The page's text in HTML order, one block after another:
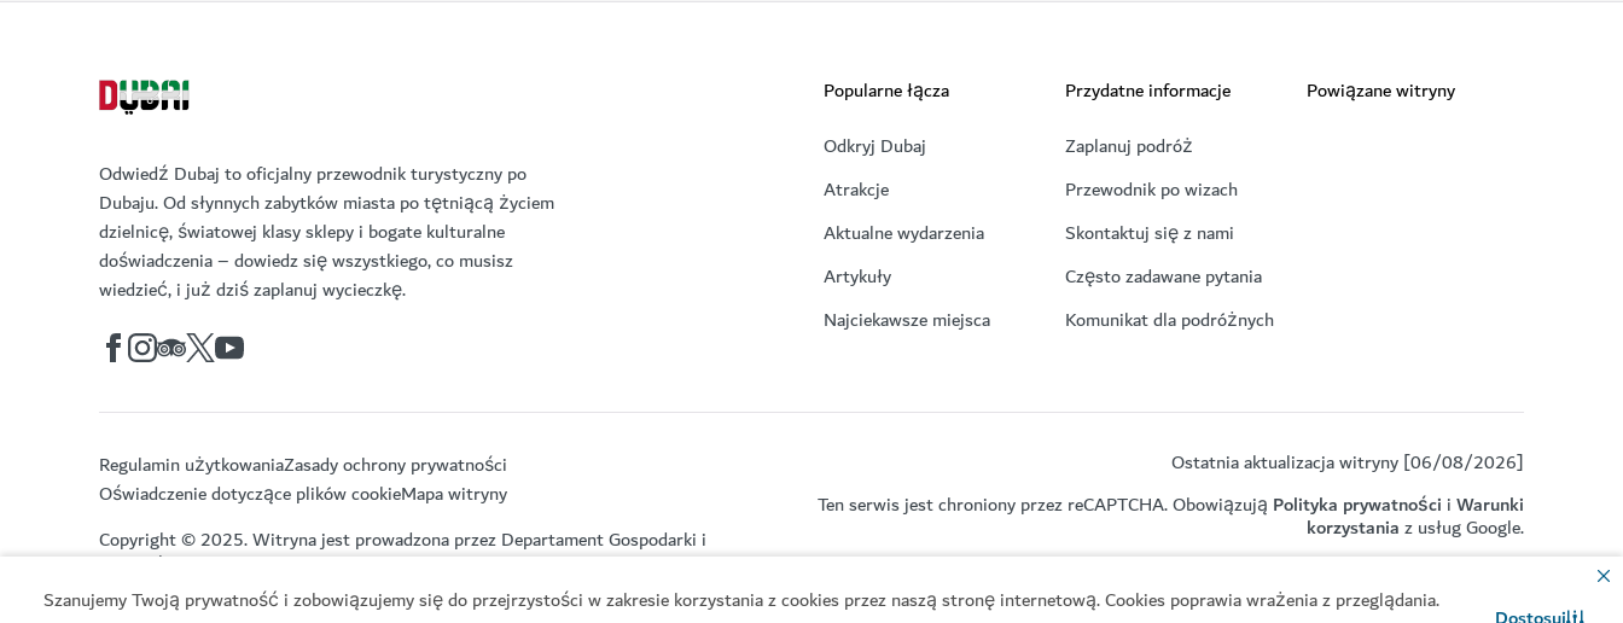
Szanujemy Twoją prywatność i zobowiązujemy się do przejrzystości w zakresie korzystania z cookies przez naszą stronę internetową. Cookies poprawia wrażenia z przeglądania.
Odwiedź Dubaj to oficjalny przewodnik turystyczny po
Dubaju. Od słynnych zabytków miasta po tętniącą życiem
dzielnicę, światowej klasy sklepy i bogate kulturalne
doświadczenia – dowiedz się wszystkiego, co musisz
wiedzieć, i już dziś zaplanuj wycieczkę.
Popularne łącza
Odkryj Dubaj
Atrakcje
Aktualne wydarzenia
Artykuły
Najciekawsze miejsca
Przydatne informacje
Zaplanuj podróż
Przewodnik po wizach
Skontaktuj się z nami
Często zadawane pytania
Komunikat dla podróżnych
Powiązane witryny
Regulamin użytkowaniaZasady ochrony prywatności
Oświadczenie dotyczące plików cookieMapa witryny
Copyright © 2025. Witryna jest prowadzona przez Departament Gospodarki i
Turystyki.
Ostatnia aktualizacja witryny [06/08/2026]
Ten serwis jest chroniony przez reCAPTCHA. Obowiązują Polityka prywatności iWarunki
korzystaniaz usług Google.